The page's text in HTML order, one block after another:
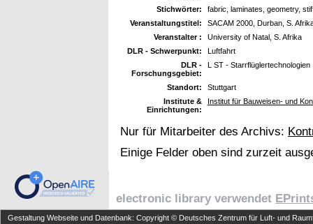
Stichwörter:
fabric, laminates, geometry,
Veranstaltungstitel:
SACAM 2000, Durban, S.
Veranstalter :
University of Natal, S. Afrika
DLR - Schwerpunkt:
Luftfahrt
DLR -
Forschungsgebiet:
L ST - Starrflüglertechnologien
Standort:
Stuttgart
Institute &
Einrichtungen:
Institut für Bauweisen- und
Nur für Mitarbeiter des Archivs:
Einige Felder oben sind zurzeit
electronic library verwendet
Gestaltung Webseite und Datenbank: Copyright © Deutsches Zentrum für Luft- und